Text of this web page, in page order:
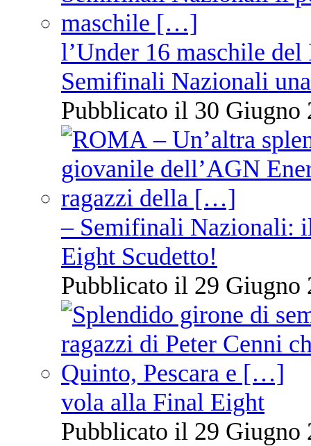
l’Under 16 maschile
Semifinali Nazionali
Pubblicato il 30 Giugno
– Semifinali Nazionali:
Eight Scudetto!
Pubblicato il 29 Giugno
vola alla Final Eight
Pubblicato il 29 Giugno